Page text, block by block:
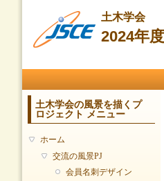
土木学会
2024年
土木学会の風景を描くプ
ロジェクト メニュー
ホーム
交流の風景PJ
会員名刺デザイン